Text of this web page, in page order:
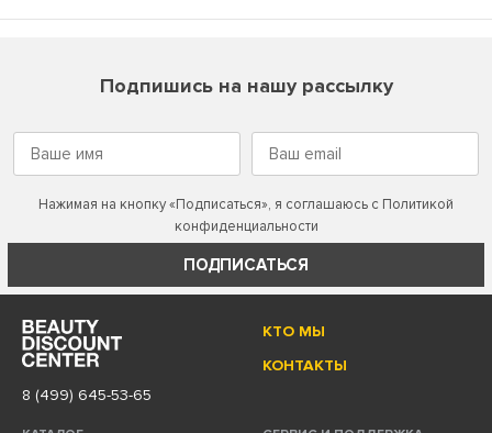
Подпишись на нашу рассылку
Нажимая на кнопку «Подписаться», я соглашаюсь с Политикой
конфиденциальности
ПОДПИСАТЬСЯ
КТО МЫ
КОНТАКТЫ
8 (499) 645-53-65